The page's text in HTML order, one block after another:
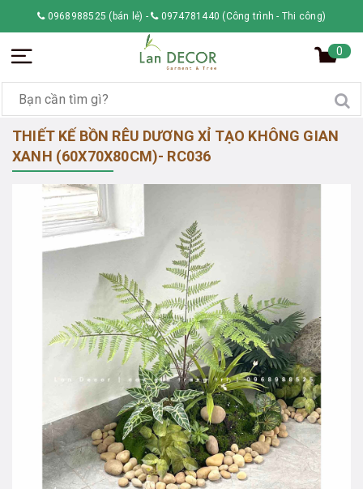
0968988525 (bán lẻ) - 0974781440 (Công trình - Thi công)
0
THIẾT KẾ BỒN RÊU DƯƠNG XỈ TẠO KHÔNG GIAN
XANH (60X70X80CM)- RC036